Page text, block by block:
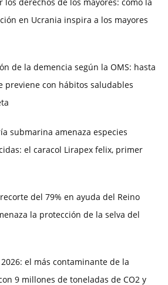
en Ucrania inspira a los mayores
de la demencia según la OMS: hasta
previene con hábitos saludables
submarina amenaza especies
el caracol Lirapex felix, primer
del 79% en ayuda del Reino
la protección de la selva del
el más contaminante de la
9 millones de toneladas de CO2 y